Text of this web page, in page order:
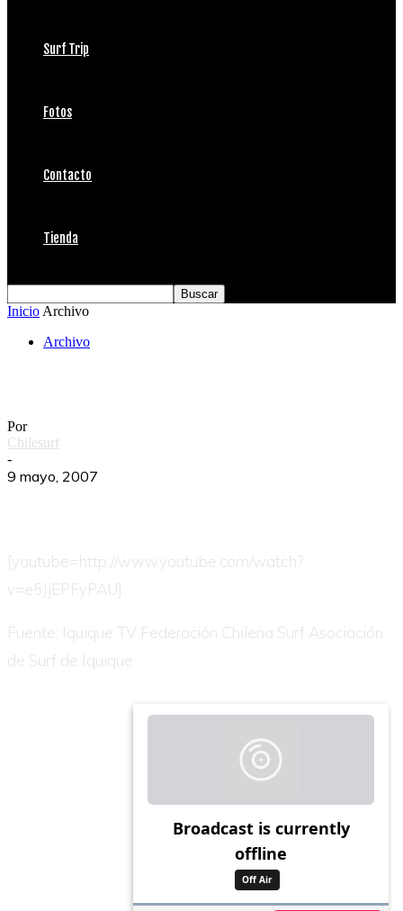
Surf Trip
Fotos
Contacto
Tienda
Inicio Archivo
Archivo
Por
Chilesurf
-
9 mayo, 2007
[youtube=http://www.youtube.com/watch?
v=e5JjEPFyPAU]
Fuente: Iquique TV Federación Chilena Surf Asociación
de Surf de Iquique